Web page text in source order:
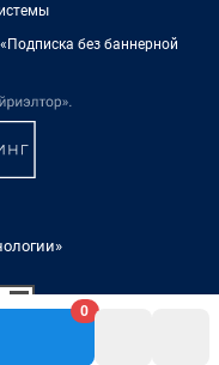
0
без баннерной